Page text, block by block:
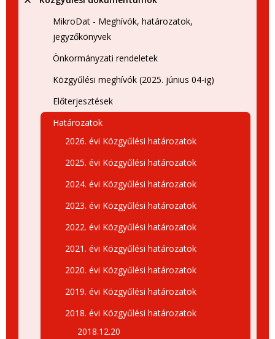
MikroDat - Meghívók, határozatok,
jegyzőkönyvek
Önkormányzati rendeletek
Közgyűlési meghívók (2025. június 04-ig)
Előterjesztések
Határozatok
2026. évi Közgyűlési határozatok
2025. évi Közgyűlési határozatok
2024. évi Közgyűlési határozatok
2023. évi Közgyűlési határozatok
2022. évi Közgyűlési határozatok
2021. évi Közgyűlési határozatok
2020. évi Közgyűlési határozatok
2019. évi Közgyűlési határozatok
2018. évi Közgyűlési határozatok
2018.12.20